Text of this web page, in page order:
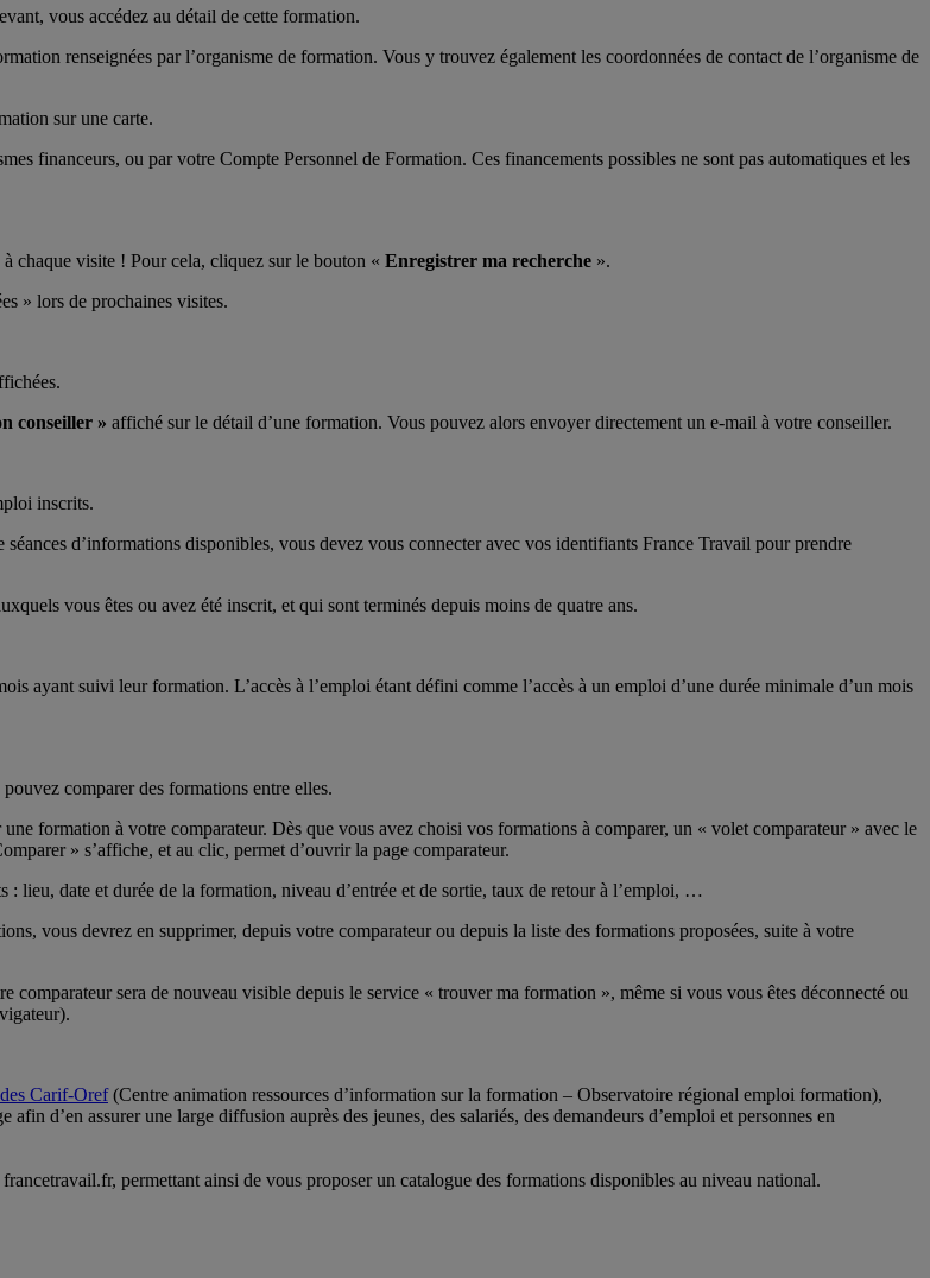
vous accédez au détail de cette formation.
renseignées par l’organisme de formation. Vous y trouvez également les coordonnées de contact de l’organisme de
sur une carte.
financeurs, ou par votre Compte Personnel de Formation. Ces financements possibles ne sont pas automatiques et les
chaque visite ! Pour cela, cliquez sur le bouton « Enregistrer ma recherche ».
» lors de prochaines visites.
conseiller » affiché sur le détail d’une formation. Vous pouvez alors envoyer directement un e-mail à votre conseiller.
inscrits.
d’informations disponibles, vous devez vous connecter avec vos identifiants France Travail pour prendre
vous êtes ou avez été inscrit, et qui sont terminés depuis moins de quatre ans.
ayant suivi leur formation. L’accès à l’emploi étant défini comme l’accès à un emploi d’une durée minimale d’un mois
comparer des formations entre elles.
formation à votre comparateur. Dès que vous avez choisi vos formations à comparer, un « volet comparateur » avec le
» s’affiche, et au clic, permet d’ouvrir la page comparateur.
lieu, date et durée de la formation, niveau d’entrée et de sortie, taux de retour à l’emploi, …
vous devrez en supprimer, depuis votre comparateur ou depuis la liste des formations proposées, suite à votre
comparateur sera de nouveau visible depuis le service « trouver ma formation », même si vous vous êtes déconnecté ou
Carif-Oref(Centre animation ressources d’information sur la formation – Observatoire régional emploi formation),
d’en assurer une large diffusion auprès des jeunes, des salariés, des demandeurs d’emploi et personnes en
permettant ainsi de vous proposer un catalogue des formations disponibles au niveau national.